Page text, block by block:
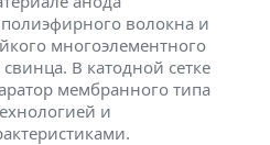
полиэфирного волокна и
многоэлементного
В катодной сетке
мембранного типа
и